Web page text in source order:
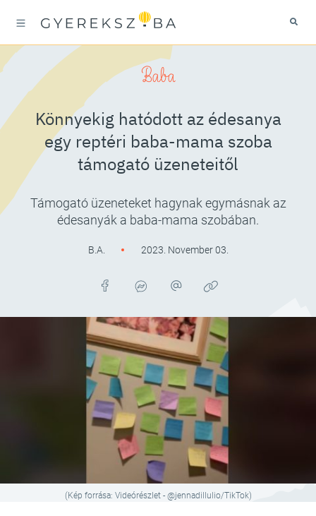
Baba
Könnyekig hatódott az édesanya
egy reptéri baba-mama szoba
támogató üzeneteitől
Támogató üzeneteket hagynak egymásnak az
édesanyák a baba-mama szobában.
B.A. 2023. November 03.
(Kép forrása: Videórészlet - @jennadillulio/TikTok)